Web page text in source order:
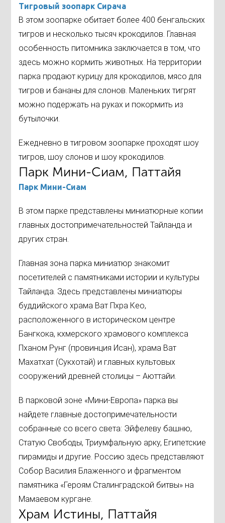
Тигровый зоопарк Сирача
В этом зоопарке обитает более 400 бенгальских
тигров и несколько тысяч крокодилов. Главная
особенность питомника заключается в том, что
здесь можно кормить животных. На территории
парка продают курицу для крокодилов, мясо для
тигров и бананы для слонов. Маленьких тигрят
можно подержать на руках и покормить из
бутылочки.
Ежедневно в тигровом зоопарке проходят шоу
тигров, шоу слонов и шоу крокодилов.
Парк Мини-Сиам, Паттайя
Парк Мини-Сиам
В этом парке представлены миниатюрные копии
главных достопримечательностей Тайланда и
других стран.
Главная зона парка миниатюр знакомит
посетителей с памятниками истории и культуры
Тайланда. Здесь представлены миниатюры
буддийского храма Ват Пхра Кео,
расположенного в историческом центре
Бангкока, кхмерского храмового комплекса
Пханом Рунг (провинция Исан), храма Ват
Махатхат (Сукхотай) и главных культовых
сооружений древней столицы – Аюттайи.
В парковой зоне «Мини-Европа» парка вы
найдете главные достопримечательности
собранные со всего света: Эйфелеву башню,
Статую Свободы, Триумфальную арку, Египетские
пирамиды и другие. Россию здесь представляют
Собор Василия Блаженного и фрагментом
памятника «Героям Сталинградской битвы» на
Мамаевом кургане.
Храм Истины, Паттайя